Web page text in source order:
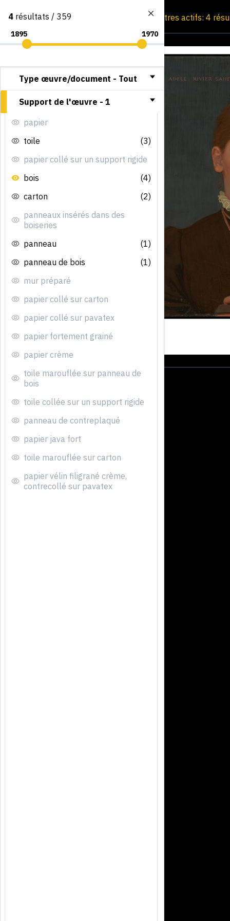
Consultation par image Filtres actifs: 4
4 résultats / 359
Type œuvre/document - Tout
Support de l'œuvre - 1
papier
toile
(3)
papier collé sur un support rigide
bois
(4)
carton
(2)
panneaux insérés dans des
boiseries
panneau
(1)
panneau de bois
(1)
mur préparé
papier collé sur carton
papier collé sur pavatex
papier fortement grainé
papier crème
toile marouflée sur panneau de
bois
toile collée sur un support rigide
panneau de contreplaqué
papier java fort
toile marouflée sur carton
papier vélin filigrané crème,
contrecollé sur pavatex